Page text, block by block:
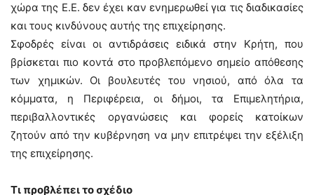
χώρα της Ε.Ε. δεν έχει καν ενημερωθεί για τις διαδικασίες
και τους κινδύνους αυτής της επιχείρησης.
Σφοδρές είναι οι αντιδράσεις ειδικά στην Κρήτη, που
βρίσκεται πιο κοντά στο προβλεπόμενο σημείο απόθεσης
των χημικών. Οι βουλευτές του νησιού, από όλα τα
κόμματα, η Περιφέρεια, οι δήμοι, τα Επιμελητήρια,
περιβαλλοντικές οργανώσεις και φορείς κατοίκων
ζητούν από την κυβέρνηση να μην επιτρέψει την εξέλιξη
της επιχείρησης.
Τι προβλέπει το σχέδιο